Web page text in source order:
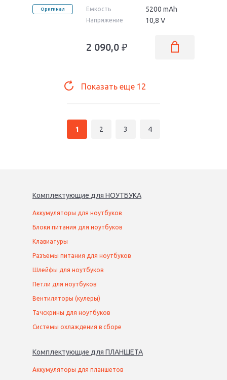
Оригинал Емкость 5200 mAh
Напряжение 10,8 V
2 090,0 ₽
Показать еще 12
1 2 3 4
Комплектующие для НОУТБУКА
Аккумуляторы для ноутбуков
Блоки питания для ноутбуков
Клавиатуры
Разъемы питания для ноутбуков
Шлейфы для ноутбуков
Петли для ноутбуков
Вентиляторы (кулеры)
Тачскрины для ноутбуков
Системы охлаждения в сборе
Комплектующие для ПЛАНШЕТА
Аккумуляторы для планшетов